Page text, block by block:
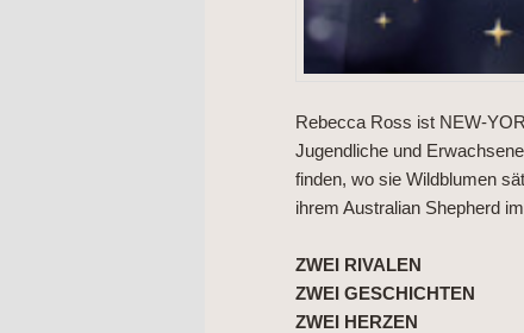
Rebecca Ross ist NEW-
Jugendliche und
finden, wo sie Wildblumen
ihrem Australian Shepherd
ZWEI RIVALEN
ZWEI GESCHICHTEN
ZWEI HERZEN